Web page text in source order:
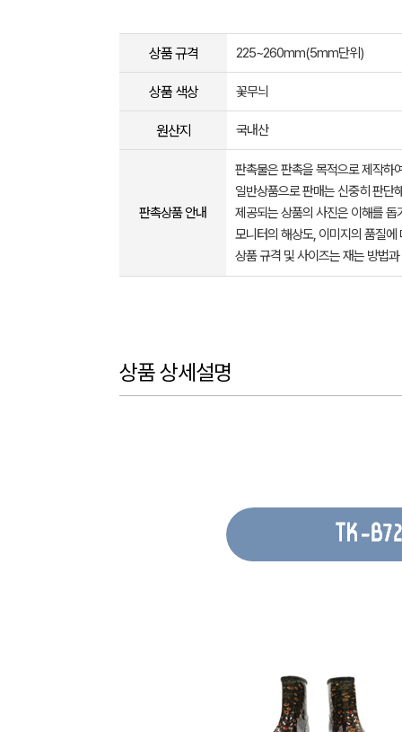
상품 규격 225~260mm(5mm단위)
상품 색상 꽃무늬
원산지 국내산
판촉상품 안내
판촉물은 판촉을 목적으로 제작하
일반상품으로 판매는 신중히 판단
제공되는 상품의 사진은 이해를
모니터의 해상도, 이미지의 품질
상품 규격 및 사이즈는 재는 방법
상품 상세설명